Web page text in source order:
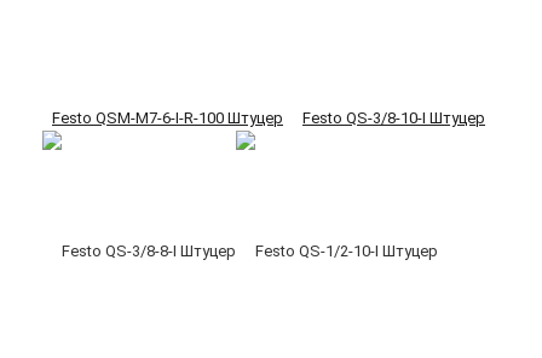
Festo QSM-M7-6-I-R-100 Штуцер Festo QS-3/8-10-I Штуцер